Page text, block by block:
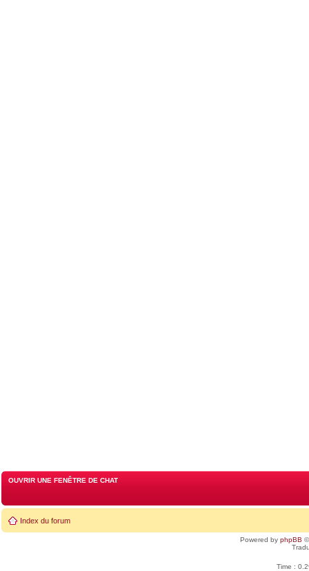
OUVRIR UNE FENÊTRE DE CHAT
Index du forum
Powered by phpBB
Time :